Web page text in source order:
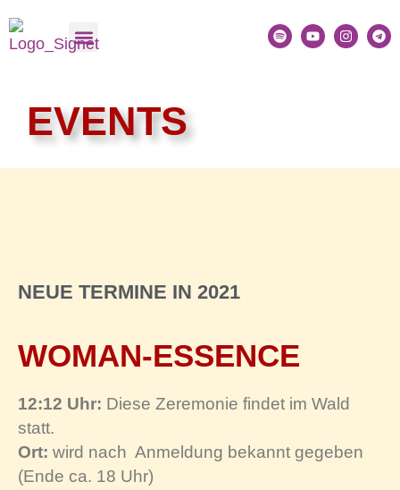
EVENTS
NEUE TERMINE IN 2021
WOMAN-ESSENCE
12:12 Uhr: Diese Zeremonie findet im Wald
statt.
Ort: wird nach Anmeldung bekannt gegeben
(Ende ca. 18 Uhr)